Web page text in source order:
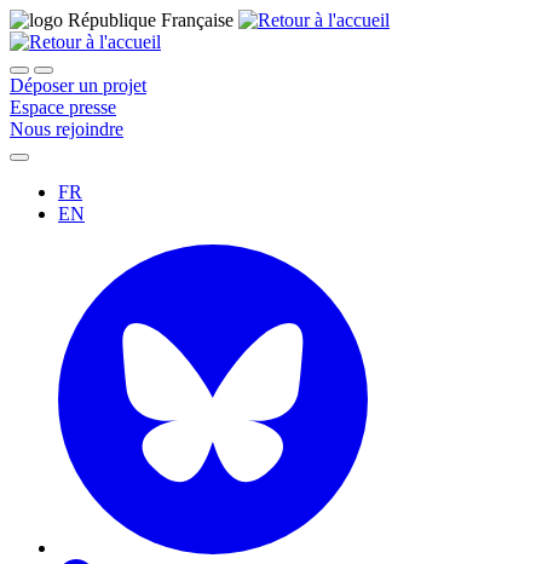
Déposer un projet
Espace presse
Nous rejoindre
FR
EN